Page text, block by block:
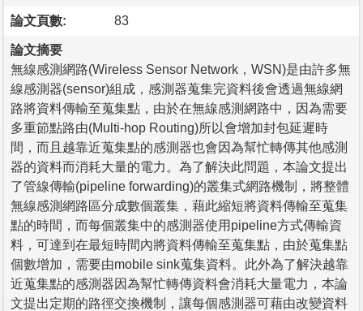
論文頁數: 83
論文摘要
無線感測網路(Wireless Sensor Network，WSN)是由許多無
線感測器(sensor)組成，感測器蒐集完資料後會透過無線網
路將資料傳輸至蒐集點，由於在無線感測網路中，因為需要
多重節點路由(Multi-hop Routing)所以會增加封包延遲時
間，而且越靠近蒐集點的感測器也會因為幫忙轉傳其他感測
器的資料而消耗大量的電力。為了解決此問題，本論文提出
了管線傳輸(pipeline forwarding)的叢集式網路機制，將整體
無線感測網路區分成數個叢集，藉此縮短將資料傳輸至蒐集
點的時間，而每個叢集中的感測器使用pipeline方式傳輸資
料，可達到在最短時間內將資料傳輸至蒐集點，由於蒐集點
個數增加，需要由mobile sink蒐集資料。此外為了解決越靠
近蒐集點的感測器因為幫忙轉傳資料會消耗大量電力，本論
文提出定期的路徑交換機制，讓每個感測器可藉由改變資料